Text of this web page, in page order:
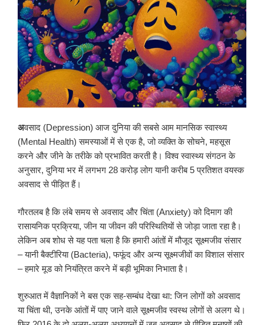
अवसाद (Depression) आज दुनिया की सबसे आम मानसिक स्वास्थ्य
(Mental Health) समस्याओं में से एक है, जो व्यक्ति के सोचने, महसूस
करने और जीने के तरीके को प्रभावित करती है। विश्व स्वास्थ्य संगठन के
अनुसार, दुनिया भर में लगभग 28 करोड़ लोग यानी करीब 5 प्रतिशत वयस्क
अवसाद से पीड़ित हैं।
गौरतलब है कि लंबे समय से अवसाद और चिंता (Anxiety) को दिमाग की
रासायनिक प्रक्रिया, जीन या जीवन की परिस्थितियों से जोड़ा जाता रहा है।
लेकिन अब शोध से यह पता चला है कि हमारी आंतों में मौजूद सूक्ष्मजीव संसार
– यानी बैक्टीरिया (Bacteria), फफूंद और अन्य सूक्ष्मजीवों का विशाल संसार
– हमारे मूड को नियंत्रित करने में बड़ी भूमिका निभाता है।
शुरुआत में वैज्ञानिकों ने बस एक सह-सम्बंध देखा था: जिन लोगों को अवसाद
या चिंता थी, उनके आंतों में पाए जाने वाले सूक्ष्मजीव स्वस्थ लोगों से अलग थे।